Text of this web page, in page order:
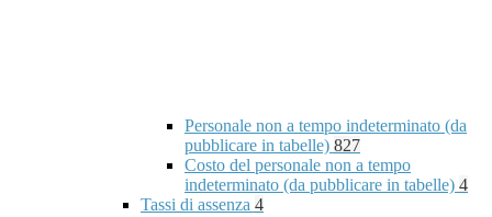
Personale non a tempo indeterminato (da
pubblicare in tabelle) 827
Costo del personale non a tempo
indeterminato (da pubblicare in tabelle) 4
Tassi di assenza 4